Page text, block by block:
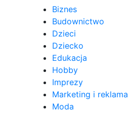
Biznes
Budownictwo
Dzieci
Dziecko
Edukacja
Hobby
Imprezy
Marketing i reklama
Moda